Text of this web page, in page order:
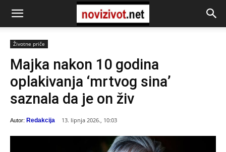
Životne priče
Majka nakon 10 godina
oplakivanja ‘mrtvog sina’
saznala da je on živ
Autor: Redakcija 13. lipnja 2026., 10:03